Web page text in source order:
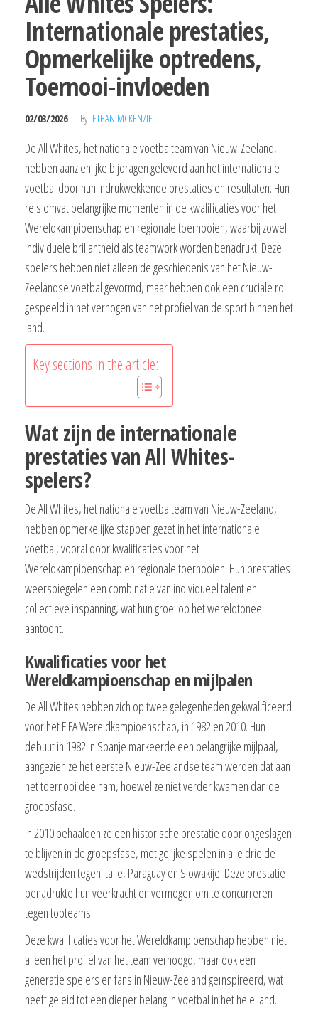
Internationale prestaties,
Opmerkelijke optredens,
Toernooi-invloeden
02/03/2026 By ETHAN MCKENZIE
De All Whites, het nationale voetbalteam van Nieuw-Zeeland,
hebben aanzienlijke bijdragen geleverd aan het internationale
voetbal door hun indrukwekkende prestaties en resultaten. Hun
reis omvat belangrijke momenten in de kwalificaties voor het
Wereldkampioenschap en regionale toernooien, waarbij zowel
individuele briljantheid als teamwork worden benadrukt. Deze
spelers hebben niet alleen de geschiedenis van het Nieuw-
Zeelandse voetbal gevormd, maar hebben ook een cruciale rol
gespeeld in het verhogen van het profiel van de sport binnen het
land.
Key sections in the article:
Wat zijn de internationale
prestaties van All Whites-
spelers?
De All Whites, het nationale voetbalteam van Nieuw-Zeeland,
hebben opmerkelijke stappen gezet in het internationale
voetbal, vooral door kwalificaties voor het
Wereldkampioenschap en regionale toernooien. Hun prestaties
weerspiegelen een combinatie van individueel talent en
collectieve inspanning, wat hun groei op het wereldtoneel
aantoont.
Kwalificaties voor het
Wereldkampioenschap en mijlpalen
De All Whites hebben zich op twee gelegenheden gekwalificeerd
voor het FIFA Wereldkampioenschap, in 1982 en 2010. Hun
debuut in 1982 in Spanje markeerde een belangrijke mijlpaal,
aangezien ze het eerste Nieuw-Zeelandse team werden dat aan
het toernooi deelnam, hoewel ze niet verder kwamen dan de
groepsfase.
In 2010 behaalden ze een historische prestatie door ongeslagen
te blijven in de groepsfase, met gelijke spelen in alle drie de
wedstrijden tegen Italië, Paraguay en Slowakije. Deze prestatie
benadrukte hun veerkracht en vermogen om te concurreren
tegen topteams.
Deze kwalificaties voor het Wereldkampioenschap hebben niet
alleen het profiel van het team verhoogd, maar ook een
generatie spelers en fans in Nieuw-Zeeland geïnspireerd, wat
heeft geleid tot een dieper belang in voetbal in het hele land.